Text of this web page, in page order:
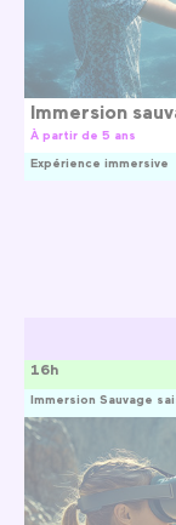
Immersion
À partir de 5 ans
Expérience immersive
Immersion Sauvage
16h